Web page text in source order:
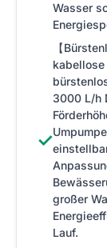
Wasser
✓
【
kabellose
3000 L/h
großer
Lauf.